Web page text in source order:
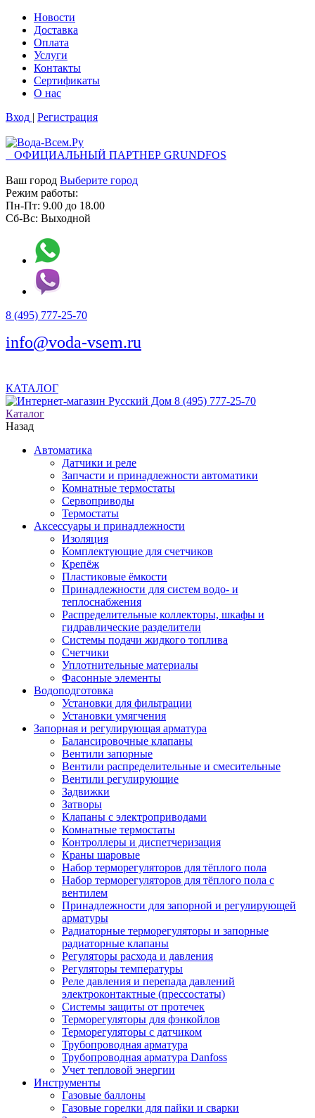
Новости
Доставка
Оплата
Услуги
Контакты
Cертификаты
О нас
Вход | Регистрация
ОФИЦИАЛЬНЫЙ ПАРТНЕР GRUNDFOS
Ваш город Выберите город
Режим работы:
Пн-Пт: 9.00 до 18.00
Сб-Вс: Выходной
8 (495) 777-25-70
info@voda-vsem.ru
КАТАЛОГ
8 (495) 777-25-70
Каталог
Назад
Автоматика
Датчики и реле
Запчасти и принадлежности автоматики
Комнатные термостаты
Сервоприводы
Термостаты
Аксессуары и принадлежности
Изоляция
Комплектующие для счетчиков
Крепёж
Пластиковые ёмкости
Принадлежности для систем водо- и
теплоснабжения
Распределительные коллекторы, шкафы и
гидравлические разделители
Системы подачи жидкого топлива
Счетчики
Уплотнительные материалы
Фасонные элементы
Водоподготовка
Установки для фильтрации
Установки умягчения
Запорная и регулирующая арматура
Балансировочные клапаны
Вентили запорные
Вентили распределительные и смесительные
Вентили регулирующие
Задвижки
Затворы
Клапаны с электроприводами
Комнатные термостаты
Контроллеры и диспетчеризация
Краны шаровые
Набор терморегуляторов для тёплого пола
Набор терморегуляторов для тёплого пола с
вентилем
Принадлежности для запорной и регулирующей
арматуры
Радиаторные терморегуляторы и запорные
радиаторные клапаны
Регуляторы расхода и давления
Регуляторы температуры
Реле давления и перепада давлений
электроконтактные (прессостаты)
Системы защиты от протечек
Терморегуляторы для фэнкойлов
Терморегуляторы с датчиком
Трубопроводная арматура
Трубопроводная арматура Danfoss
Учет тепловой энергии
Инструменты
Газовые баллоны
Газовые горелки для пайки и сварки